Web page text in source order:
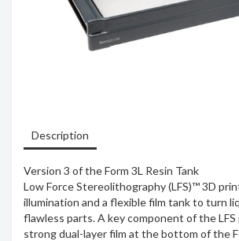
Description
Version 3 of the Form 3L Resin Tank
Low Force Stereolithography (LFS)™ 3D
illumination and a flexible film tank to turn
flawless parts. A key component of the
strong dual-layer film at the bottom of the